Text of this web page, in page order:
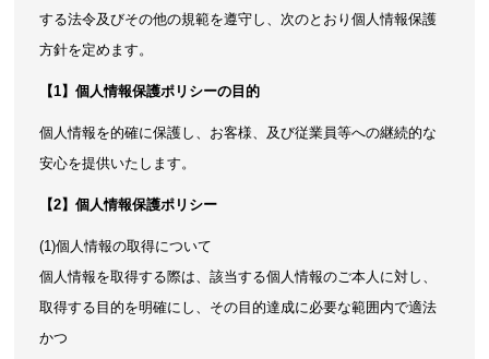
する法令及びその他の規範を遵守し、次のとおり個人情報保護
方針を定めます。
【1】個人情報保護ポリシーの目的
個人情報を的確に保護し、お客様、及び従業員等への継続的な
安心を提供いたします。
【2】個人情報保護ポリシー
(1)個人情報の取得について
個人情報を取得する際は、該当する個人情報のご本人に対し、
取得する目的を明確にし、その目的達成に必要な範囲内で適法
かつ